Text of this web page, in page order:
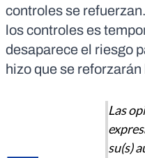
controles se
los controles es
desaparece el riesgo
hizo que se
Las
su(s)